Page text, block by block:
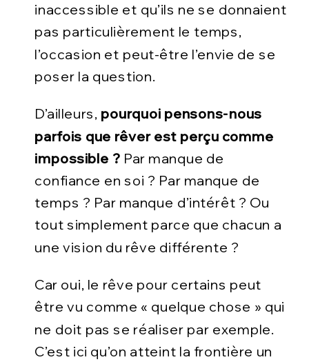
inaccessible et qu’ils ne se donnaient
pas particulièrement le temps,
l’occasion et peut-être l’envie de se
poser la question.
D’ailleurs, pourquoi pensons-nous
parfois que rêver est perçu comme
impossible ? Par manque de
confiance en soi ? Par manque de
temps ? Par manque d’intérêt ? Ou
tout simplement parce que chacun a
une vision du rêve différente ?
Car oui, le rêve pour certains peut
être vu comme « quelque chose » qui
ne doit pas se réaliser par exemple.
C’est ici qu’on atteint la frontière un